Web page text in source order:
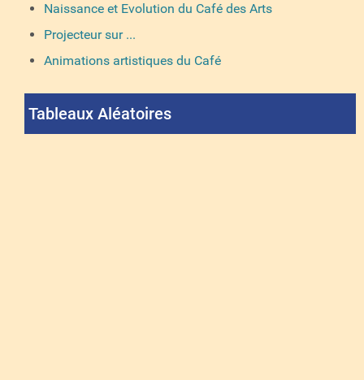
Naissance et Evolution du Café des Arts
Projecteur sur ...
Animations artistiques du Café
Tableaux Aléatoires